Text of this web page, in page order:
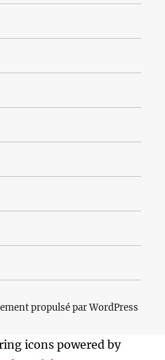
propulsé par WordPress
icons powered by